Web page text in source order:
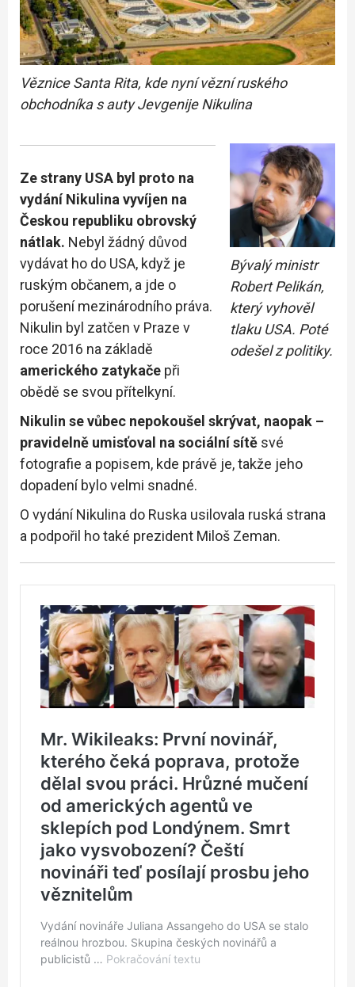
Věznice Santa Rita, kde nyní vězní ruského
obchodníka s auty Jevgenije Nikulina
Bývalý ministr
Robert Pelikán,
který vyhověl
tlaku USA. Poté
odešel z politiky.
Ze strany USA byl proto na
vydání Nikulina vyvíjen na
Českou republiku obrovský
nátlak. Nebyl žádný důvod
vydávat ho do USA, když je
ruským občanem, a jde o
porušení mezinárodního práva.
Nikulin byl zatčen v Praze v
roce 2016 na základě
amerického zatykače při
obědě se svou přítelkyní.
Nikulin se vůbec nepokoušel skrývat, naopak –
pravidelně umisťoval na sociální sítě své
fotografie a popisem, kde právě je, takže jeho
dopadení bylo velmi snadné.
O vydání Nikulina do Ruska usilovala ruská strana
a podpořil ho také prezident Miloš Zeman.